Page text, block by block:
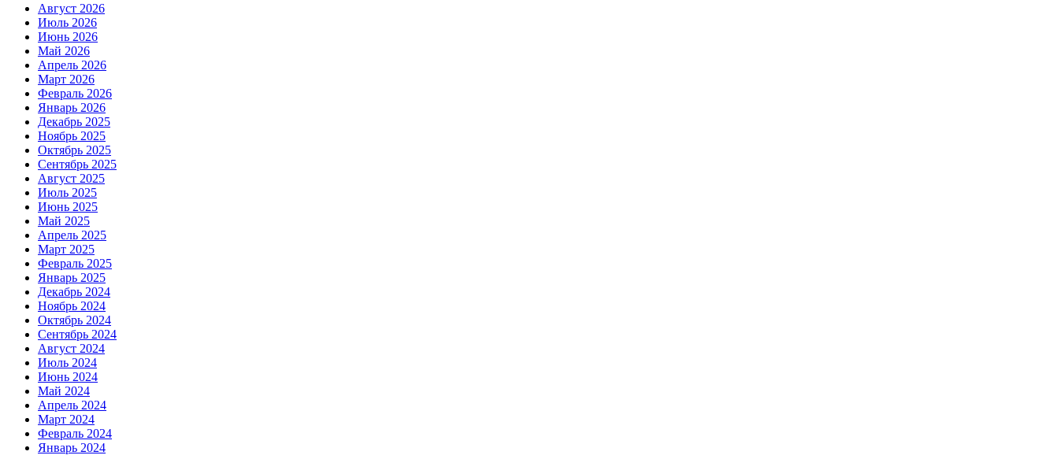
Август 2026
Июль 2026
Июнь 2026
Май 2026
Апрель 2026
Март 2026
Февраль 2026
Январь 2026
Декабрь 2025
Ноябрь 2025
Октябрь 2025
Сентябрь 2025
Август 2025
Июль 2025
Июнь 2025
Май 2025
Апрель 2025
Март 2025
Февраль 2025
Январь 2025
Декабрь 2024
Ноябрь 2024
Октябрь 2024
Сентябрь 2024
Август 2024
Июль 2024
Июнь 2024
Май 2024
Апрель 2024
Март 2024
Февраль 2024
Январь 2024